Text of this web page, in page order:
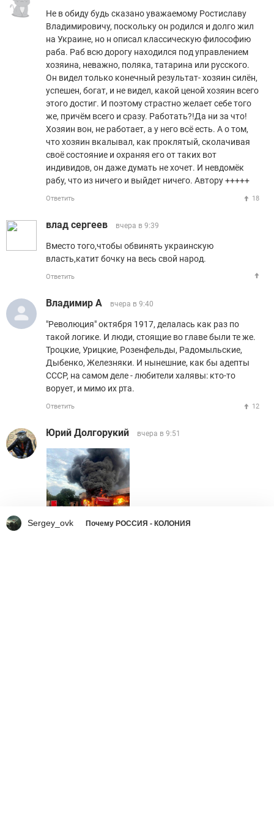
Sergey_ovk Почему РОССИЯ - КОЛОНИЯ
Не в обиду будь сказано уважаемому Ростиславу
Владимировичу, поскольку он родился и долго жил
на Украине, но н описал классическую философию
раба. Раб всю дорогу находился под управлением
хозяина, неважно, поляка, татарина или русского.
Он видел только конечный результат- хозяин силён,
успешен, богат, и не видел, какой ценой хозяин всего
этого достиг. И поэтому страстно желает себе того
же, причём всего и сразу. Работать?!Да ни за что!
Хозяин вон, не работает, а у него всё есть. А о том,
что хозяин вкалывал, как проклятый, сколачивая
своё состояние и охраняя его от таких вот
индивидов, он даже думать не хочет. И невдомёк
рабу, что из ничего и выйдет ничего. Автору +++++
Ответить 18
влад сергеев вчера в 9:39
Вместо того,чтобы обвинять украинскую
власть,катит бочку на весь свой народ.
Ответить
Владимир А вчера в 9:40
"Революция" октября 1917, делалась как раз по
такой логике. И люди, стоящие во главе были те же.
Троцкие, Урицкие, Розенфельды, Радомыльские,
Дыбенко, Железняки. И нынешние, как бы адепты
СССР, на самом деле - любители халявы: кто-то
ворует, и мимо их рта.
Ответить 12
Юрий Долгорукий вчера в 9:51